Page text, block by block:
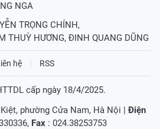
NGA
TRỌNG CHÍNH ,
THUỲ HƯƠNG, ĐINH QUANG DŨNG
hệ RSS
cấp ngày 18/4/2025.
phường Cửa Nam, Hà Nội |Điện
Fax : 024.38253753